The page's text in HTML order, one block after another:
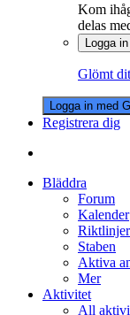
Kom
delas
Logga in
Glömt
Logga in med
Registrera dig
Bläddra
Forum
Kalender
Riktlinjer
Staben
Aktiva
Mer
Aktivitet
All